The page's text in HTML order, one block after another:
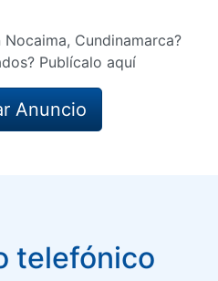
Cundinamarca?
Publícalo aquí
Anuncio
telefónico